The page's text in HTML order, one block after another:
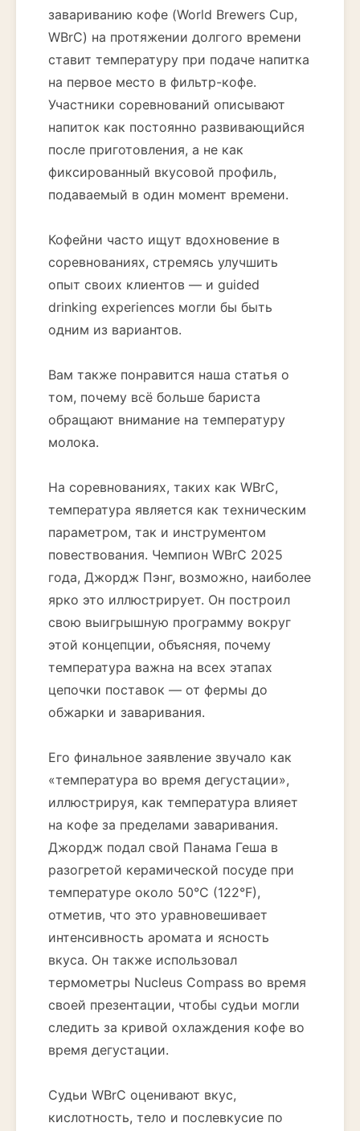
завариванию кофе (World Brewers Cup,
WBrC) на протяжении долгого времени
ставит температуру при подаче напитка
на первое место в фильтр-кофе.
Участники соревнований описывают
напиток как постоянно развивающийся
после приготовления, а не как
фиксированный вкусовой профиль,
подаваемый в один момент времени.
Кофейни часто ищут вдохновение в
соревнованиях, стремясь улучшить
опыт своих клиентов — и guided
drinking experiences могли бы быть
одним из вариантов.
Вам также понравится наша статья о
том, почему всё больше бариста
обращают внимание на температуру
молока.
На соревнованиях, таких как WBrC,
температура является как техническим
параметром, так и инструментом
повествования. Чемпион WBrC 2025
года, Джордж Пэнг, возможно, наиболее
ярко это иллюстрирует. Он построил
свою выигрышную программу вокруг
этой концепции, объясняя, почему
температура важна на всех этапах
цепочки поставок — от фермы до
обжарки и заваривания.
Его финальное заявление звучало как
«температура во время дегустации»,
иллюстрируя, как температура влияет
на кофе за пределами заваривания.
Джордж подал свой Панама Геша в
разогретой керамической посуде при
температуре около 50°C (122°F),
отметив, что это уравновешивает
интенсивность аромата и ясность
вкуса. Он также использовал
термометры Nucleus Compass во время
своей презентации, чтобы судьи могли
следить за кривой охлаждения кофе во
время дегустации.
Судьи WBrC оценивают вкус,
кислотность, тело и послевкусие по